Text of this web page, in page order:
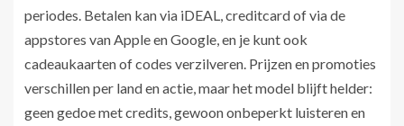
periodes. Betalen kan via iDEAL, creditcard of via de
appstores van Apple en Google, en je kunt ook
cadeaukaarten of codes verzilveren. Prijzen en promoties
verschillen per land en actie, maar het model blijft helder:
geen gedoe met credits, gewoon onbeperkt luisteren en